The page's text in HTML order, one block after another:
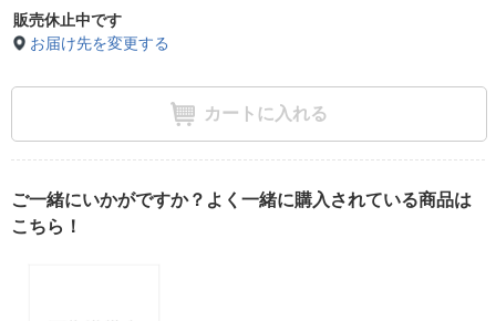
販売休止中です
お届け先を変更する
カートに入れる
ご一緒にいかがですか？よく一緒に購入されている商品は
こちら！